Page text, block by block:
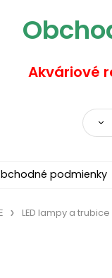
Akváriové
podmienky
LED lampy a trubice